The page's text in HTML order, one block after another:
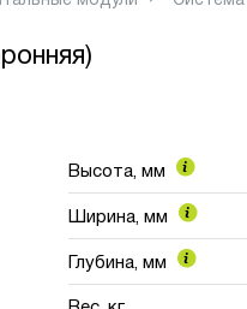
Высота, мм
Ширина, мм
Глубина, мм